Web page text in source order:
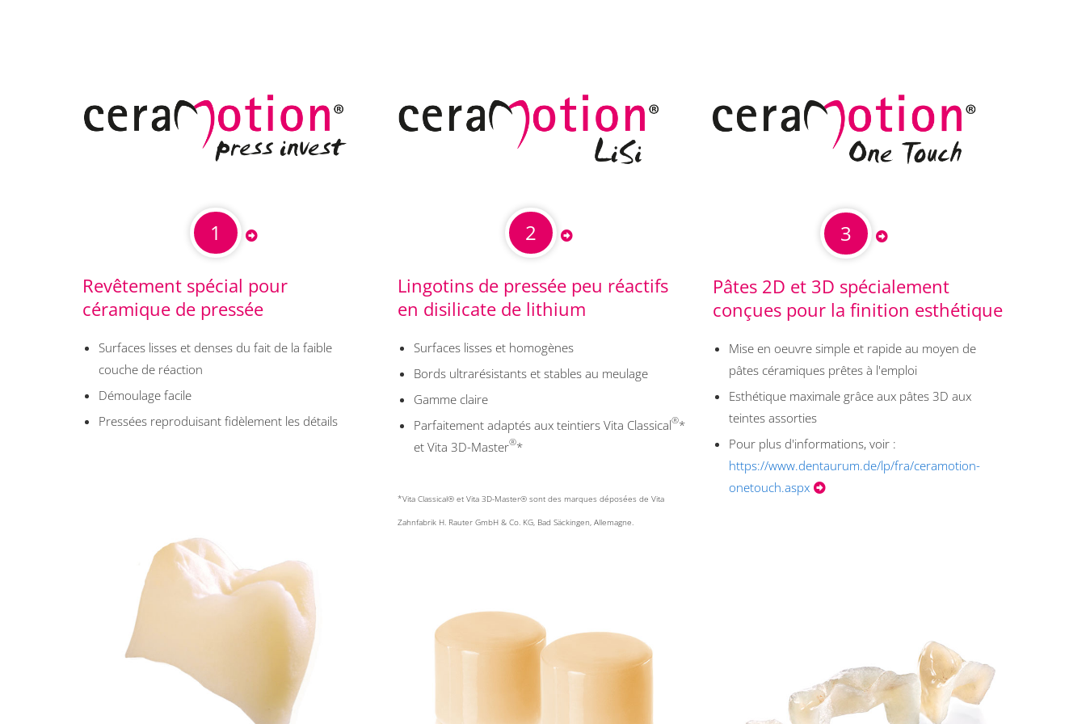
1
Revêtement spécial pour
céramique de pressée
Surfaces lisses et denses du fait de la faible
couche de réaction
Démoulage facile
Pressées reproduisant fidèlement les détails
2
Lingotins de pressée peu réactifs
en disilicate de lithium
Surfaces lisses et homogènes
Bords ultrarésistants et stables au meulage
Gamme claire
Parfaitement adaptés aux teintiers Vita Classical®*
et Vita 3D-Master®*
*Vita Classical® et Vita 3D-Master® sont des marques déposées de Vita
Zahnfabrik H. Rauter GmbH & Co. KG, Bad Säckingen, Allemagne.
3
Pâtes 2D et 3D spécialement
conçues pour la finition esthétique
Mise en oeuvre simple et rapide au moyen de
pâtes céramiques prêtes à l'emploi
Esthétique maximale grâce aux pâtes 3D aux
teintes assorties
Pour plus d'informations, voir :
https://www.dentaurum.de/lp/fra/ceramotion-
onetouch.aspx